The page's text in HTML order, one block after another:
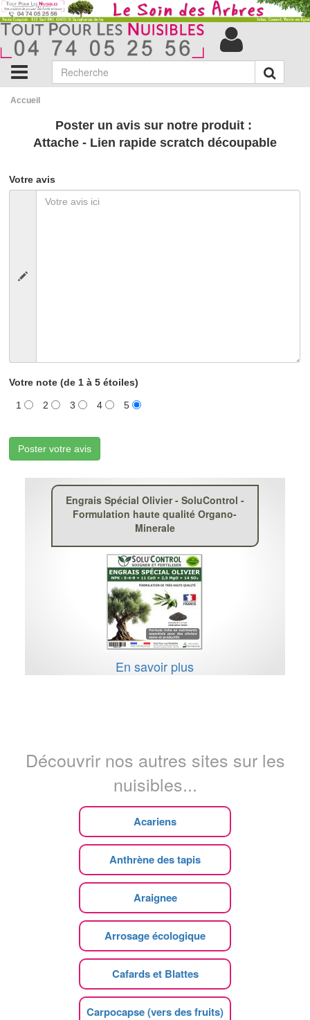
Accueil
Poster un avis sur notre produit :
Attache - Lien rapide scratch découpable
Votre avis
Votre note (de 1 à 5 étoiles)
1 2 3 4 5
Poster votre avis
Engrais Spécial Olivier - SoluControl -
Formulation haute qualité Organo-
Minerale
En savoir plus
Découvrir nos autres sites sur les
nuisibles...
Acariens
Anthrène des tapis
Araignee
Arrosage écologique
Cafards et Blattes
Carpocapse (vers des fruits)